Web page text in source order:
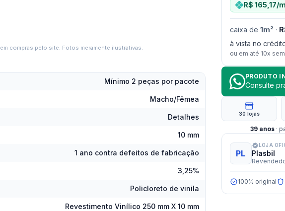
em compras pelo site. Fotos meramente ilustrativas.
Mínimo 2 peças por pacote
Macho/Fêmea
Detalhes
10 mm
1 ano contra defeitos de fabricação
3,25%
Policloreto de vinila
Revestimento Vinílico 250 mm X 10 mm
R$ 165,17/
caixa de 1m² ·
à vista no
ou em até 10x
PRODUTO
Consulte
30 lojas
39 anos ·
PL
LOJA
Plasbil
100% original